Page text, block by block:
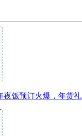
夜饭预订火爆，年货礼